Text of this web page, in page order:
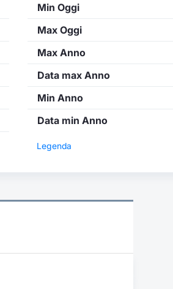
Min Oggi
Max Oggi
Max Anno
Data max Anno
Min Anno
Data min Anno
Legenda